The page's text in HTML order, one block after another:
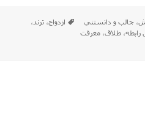
،جالب و دانستني برچسب‌ها
ازدواج،ترند،
،طلاق،معرفت